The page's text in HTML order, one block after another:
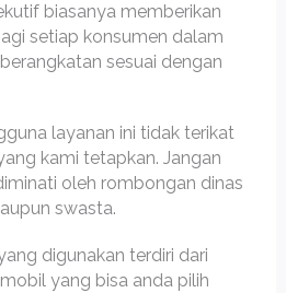
biasanya memberikan
setiap konsumen dalam
sesuai dengan
layanan ini tidak terikat
kami tetapkan. Jangan
oleh rombongan dinas
swasta.
digunakan terdiri dari
yang bisa anda pilih